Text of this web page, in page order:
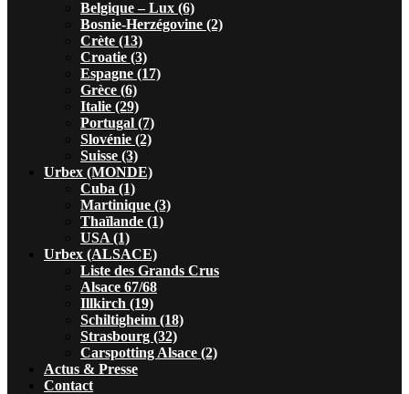
Belgique – Lux (6)
Bosnie-Herzégovine (2)
Crète (13)
Croatie (3)
Espagne (17)
Grèce (6)
Italie (29)
Portugal (7)
Slovénie (2)
Suisse (3)
Urbex (MONDE)
Cuba (1)
Martinique (3)
Thaïlande (1)
USA (1)
Urbex (ALSACE)
Liste des Grands Crus
Alsace 67/68
Illkirch (19)
Schiltigheim (18)
Strasbourg (32)
Carspotting Alsace (2)
Actus & Presse
Contact